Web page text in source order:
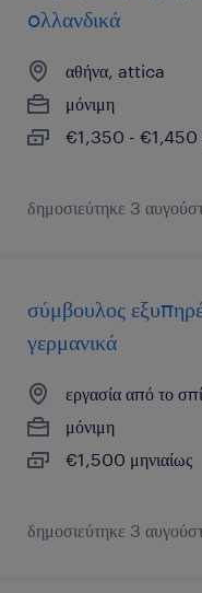
oλλανδικά
αθήνα, attica
μόνιμη
€1,350 - €1,450
δημοσιεύτηκε 3
σύμβουλος
γερμανικά
εργασία από το
μόνιμη
€1,500 μηνιαίως
δημοσιεύτηκε 3